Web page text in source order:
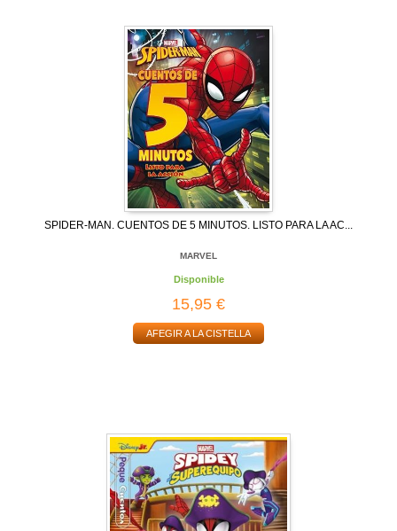
SPIDER-MAN. CUENTOS DE 5 MINUTOS. LISTO PARA LA AC...
MARVEL
Disponible
15,95 €
AFEGIR A LA CISTELLA